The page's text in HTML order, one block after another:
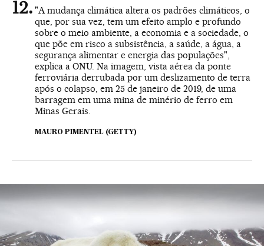
"A mudança climática altera os padrões climáticos, o
que, por sua vez, tem um efeito amplo e profundo
sobre o meio ambiente, a economia e a sociedade, o
que põe em risco a subsistência, a saúde, a água, a
segurança alimentar e energia das populações",
explica a ONU. Na imagem, vista aérea da ponte
ferroviária derrubada por um deslizamento de terra
após o colapso, em 25 de janeiro de 2019, de uma
barragem em uma mina de minério de ferro em
Minas Gerais.
MAURO PIMENTEL (GETTY)